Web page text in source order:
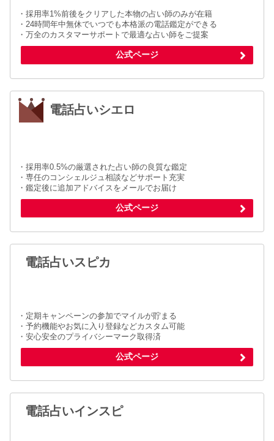
・採用率1%前後をクリアした本物の占い師のみが在籍
・24時間年中無休でいつでも本格派の電話鑑定ができる
・万全のカスタマーサポートで最適な占い師をご提案
公式ページ
電話占いシエロ
・採用率0.5%の厳選された占い師の良質な鑑定
・専任のコンシェルジュ相談などサポート充実
・鑑定後に追加アドバイスをメールでお届け
公式ページ
電話占いスピカ
・定期キャンペーンの参加でマイルが貯まる
・予約機能やお気に入り登録などカスタム可能
・安心安全のプライバシーマーク取得済
公式ページ
電話占いインスピ